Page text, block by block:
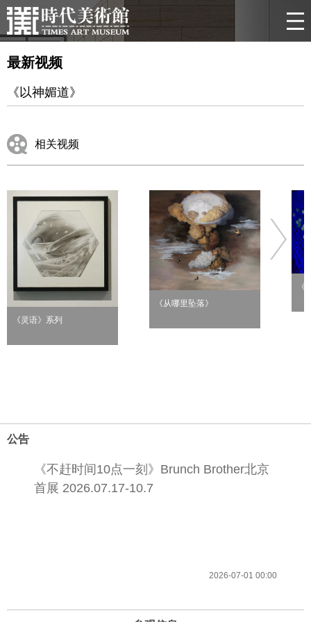
最新视频
《以神媚道》
相关视频
《灵语》系列
《从哪里坠落》
《
公告
《不赶时间10点一刻》Brunch Brother北京
首展 2026.07.17-10.7
2026-07-01 00:00